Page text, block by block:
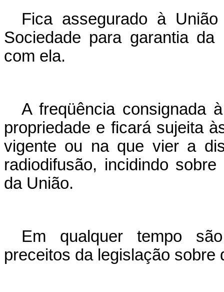
Fica assegurado à
Sociedade para garantia
com ela.
A freqüência consignada
propriedade e ficará sujeita
vigente ou na que vier a
radiodifusão, incidindo
da União.
Em qualquer tempo
preceitos da legislação